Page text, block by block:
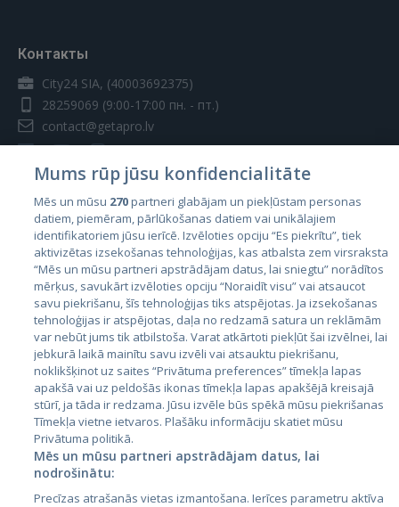
Контакты
City24 SIA, (40003692375)
28259069 (9:00-17:00 пн. - пт.)
contact@getapro.lv
Страны
Эстония
Латвия
Литва
City24.lv
City24.ee
Kainos.lt
Mums rūp jūsu konfidencialitāte
Mēs un mūsu 270partneri glabājam un piekļūstam personas
datiem, piemēram, pārlūkošanas datiem vai unikālajiem
identifikatoriem jūsu ierīcē. Izvēloties opciju “Es piekrītu”, tiek
aktivizētas izsekošanas tehnoloģijas, kas atbalsta zem virsraksta
“Mēs un mūsu partneri apstrādājam datus, lai sniegtu” norādītos
mērķus, savukārt izvēloties opciju “Noraidīt visu” vai atsaucot
savu piekrišanu, šīs tehnoloģijas tiks atspējotas. Ja izsekošanas
tehnoloģijas ir atspējotas, daļa no redzamā satura un reklāmām
var nebūt jums tik atbilstoša. Varat atkārtoti piekļūt šai izvēlnei, lai
jebkurā laikā mainītu savu izvēli vai atsauktu piekrišanu,
noklikšķinot uz saites “Privātuma preferences” tīmekļa lapas
apakšā vai uz peldošās ikonas tīmekļa lapas apakšējā kreisajā
stūrī, ja tāda ir redzama. Jūsu izvēle būs spēkā mūsu piekrišanas
Tīmekļa vietne ietvaros. Plašāku informāciju skatiet mūsu
Privātuma politikā.
Mēs un mūsu partneri apstrādājam datus, lai
nodrošinātu:
Precīzas atrašanās vietas izmantošana. Ierīces parametru aktīva